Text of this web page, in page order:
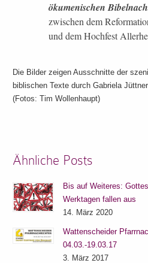
ökumenischen
zwischen dem
und dem Hochfest
Die Bilder zeigen Ausschnitte der
biblischen Texte durch Gabriela
(Fotos: Tim Wollenhaupt)
Ähnliche Posts
Bis auf Weiteres:
Werktagen fallen aus
14. März 2020
Wattenscheider
04.03.-19.03.17
3. März 2017